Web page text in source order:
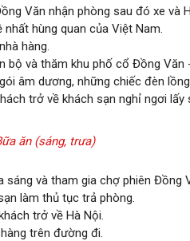
Văn nhận phòng sau đó xe và
hùng quan của Việt Nam.
hàng.
bộ và thăm khu phố cổ Đồng
âm dương, những chiếc đèn
trở về khách sạn nghỉ ngơi
ăn (sáng, trưa)
sáng và tham gia chợ phiên
làm thủ tục trả phòng.
trở về Hà Nội.
trên đường đi.